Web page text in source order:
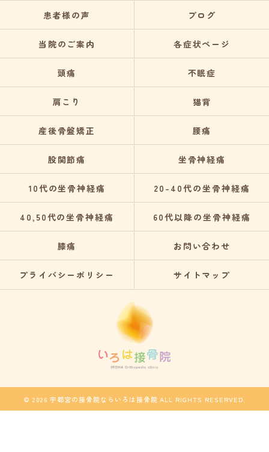
患者様の声 ブログ
当院のご案内 各症状ページ
頭痛 不眠症
肩こり 猫背
産後骨盤矯正 腰痛
股関節痛 坐骨神経痛
10代の坐骨神経痛 20-40代の坐骨神経痛
40,50代の坐骨神経痛 60代以降の坐骨神経痛
膝痛 お問い合わせ
プライバシーポリシー サイトマップ
© 2026 宇都宮の接骨院ならいろは接骨院 ALL RIGHTS RESERVED.